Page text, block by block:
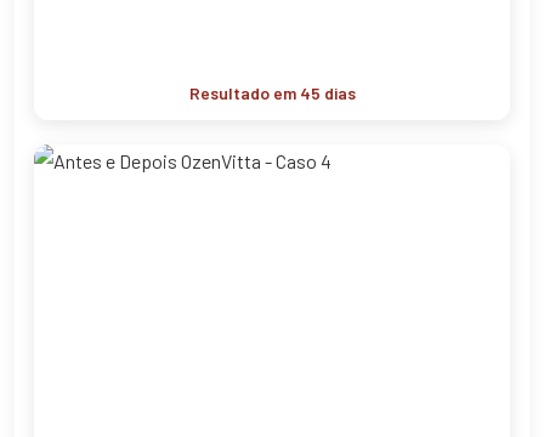
Resultado em 45 dias